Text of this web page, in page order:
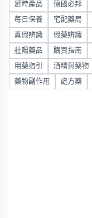
延時產品 德國必邦
每日保養 宅配藥局
真假辨識 假藥辨識
壯陽藥品 購買指南
用藥指引 酒精與藥物
藥物副作用 處方藥